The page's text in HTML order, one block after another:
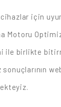
için
Motoru
ile birlikte